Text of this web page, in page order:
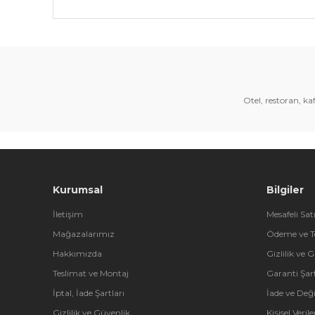
Bu ürünün fiyat bilgisi, resim, ürün
Ürün bilgilerinde hatalar bulunuyor.
Otel, restoran,
Kurumsal
İletişim
Mağazalarımız
Hakkımızda
Teslimat ve Montaj
İptal, İade Şartları
Gizlilik ve Güvenlik
Bilgiler
Mesafeli
Ödeme ve
Gizlilik ve
Garanti
İade ve
Kişisel